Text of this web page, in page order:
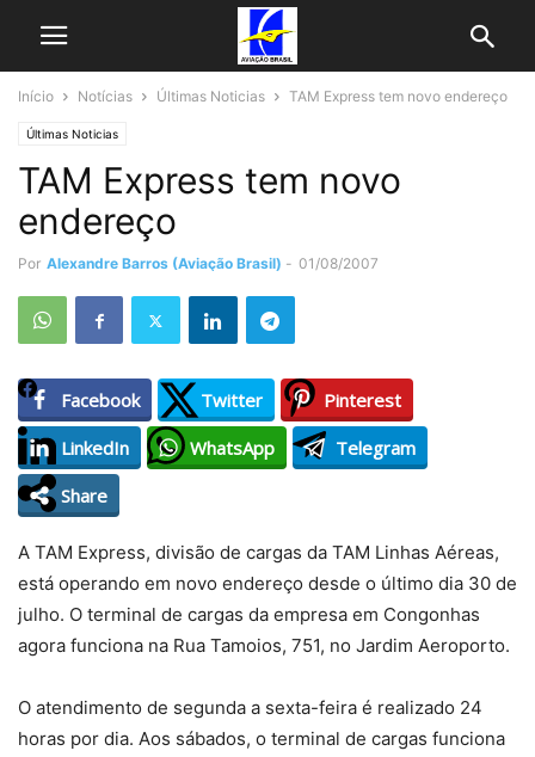
Início Notícias Últimas Noticias TAM Express tem novo endereço
Últimas Noticias
TAM Express tem novo
endereço
Por Alexandre Barros (Aviação Brasil) - 01/08/2007
Facebook Twitter
Pinterest
LinkedIn
WhatsApp
Telegram
Share
A TAM Express, divisão de cargas da TAM Linhas Aéreas,
está operando em novo endereço desde o último dia 30 de
julho. O terminal de cargas da empresa em Congonhas
agora funciona na Rua Tamoios, 751, no Jardim Aeroporto.
O atendimento de segunda a sexta-feira é realizado 24
horas por dia. Aos sábados, o terminal de cargas funciona